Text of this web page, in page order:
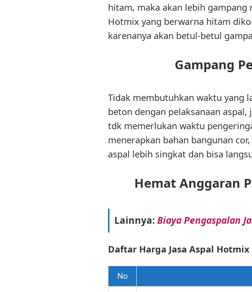
hitam, maka akan lebih
Hotmix yang berwarna hitam
karenanya akan betul-betul
Gampang
Tidak membutuhkan waktu yang
beton dengan pelaksanaan
tdk memerlukan waktu
menerapkan bahan bangunan
aspal lebih singkat dan bisa
Hemat Anggaran
Lainnya:Biaya Pengaspalan
Daftar Harga Jasa Aspal
No